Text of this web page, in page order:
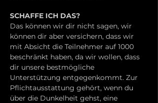
SCHAFFE ICH DAS?
Das können wir dir nicht sagen, wir
können dir aber versichern, dass wir
mit Absicht die Teilnehmer auf 1000
beschränkt haben, da wir wollen, dass
dir unsere bestmögliche
Unterstützung entgegenkommt. Zur
Pflichtausstattung gehört, wenn du
über die Dunkelheit gehst, eine